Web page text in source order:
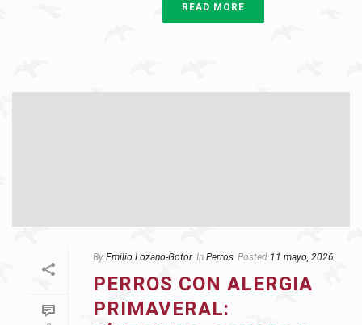
READ MORE
By Emilio Lozano-Gotor In Perros Posted 11 mayo, 2026
PERROS CON ALERGIA
PRIMAVERAL: